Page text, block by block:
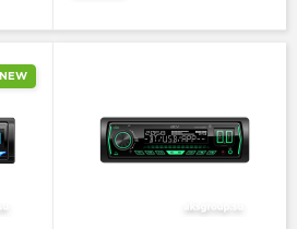
NEW